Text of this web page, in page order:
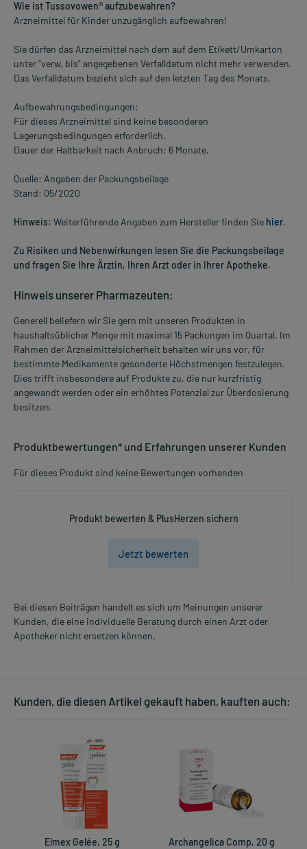
Wie ist Tussovowen® aufzubewahren?
Arzneimittel für Kinder unzugänglich aufbewahren!
Sie dürfen das Arzneimittel nach dem auf dem Etikett/Umkarton
unter "verw. bis" angegebenen Verfalldatum nicht mehr verwenden.
Das Verfalldatum bezieht sich auf den letzten Tag des Monats.
Aufbewahrungsbedingungen:
Für dieses Arzneimittel sind keine besonderen
Lagerungsbedingungen erforderlich.
Dauer der Haltbarkeit nach Anbruch: 6 Monate.
Quelle: Angaben der Packungsbeilage
Stand: 05/2020
Hinweis: Weiterführende Angaben zum Hersteller finden Sie hier.
Zu Risiken und Nebenwirkungen lesen Sie die Packungsbeilage
und fragen Sie Ihre Ärztin, Ihren Arzt oder in Ihrer Apotheke.
Hinweis unserer Pharmazeuten:
Generell beliefern wir Sie gern mit unseren Produkten in
haushaltsüblicher Menge mit maximal 15 Packungen im Quartal. Im
Rahmen der Arzneimittelsicherheit behalten wir uns vor, für
bestimmte Medikamente gesonderte Höchstmengen festzulegen.
Dies trifft insbesondere auf Produkte zu, die nur kurzfristig
angewandt werden oder ein erhöhtes Potenzial zur Überdosierung
besitzen.
Produktbewertungen* und Erfahrungen unserer Kunden
Für dieses Produkt sind keine Bewertungen vorhanden
Produkt bewerten & PlusHerzen sichern
Jetzt bewerten
Bei diesen Beiträgen handelt es sich um Meinungen unserer
Kunden, die eine individuelle Beratung durch einen Arzt oder
Apotheker nicht ersetzen können.
Kunden, die diesen Artikel gekauft haben, kauften auch:
Elmex Gelée, 25 g
Archangelica Comp, 20 g